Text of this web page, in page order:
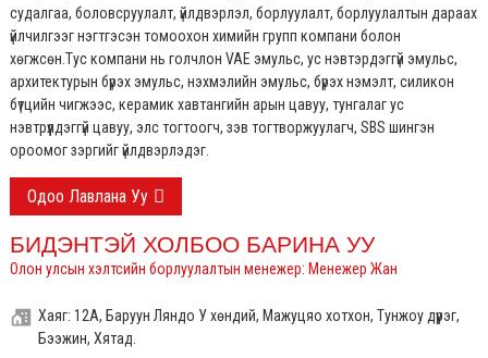
судалгаа, боловсруулалт, үйлдвэрлэл, борлуулалт, борлуулалтын дараах
үйлчилгээг нэгтгэсэн томоохон химийн групп компани болон
хөгжсөн. Тус компани нь голчлон VAE эмульс, ус нэвтэрдэггүй эмульс,
архитектурын бүрэх эмульс, нэхмэлийн эмульс, бүрэх нэмэлт, силикон
бүтцийн чигжээс, керамик хавтангийн арын цавуу, тунгалаг ус
нэвтрүүлдэггүй цавуу, элс тогтоогч, зэв тогтворжуулагч, SBS шингэн
ороомог зэргийг үйлдвэрлэдэг.
Одоо Лавлана Уу
БИДЭНТЭЙ ХОЛБОО БАРИНА УУ
Олон улсын хэлтсийн борлуулалтын менежер: Менежер Жан
Хаяг: 12А, Баруун Ляндо У хөндий, Мажуцяо хотхон, Тунжоу дүүрэг,
Бээжин, Хятад.